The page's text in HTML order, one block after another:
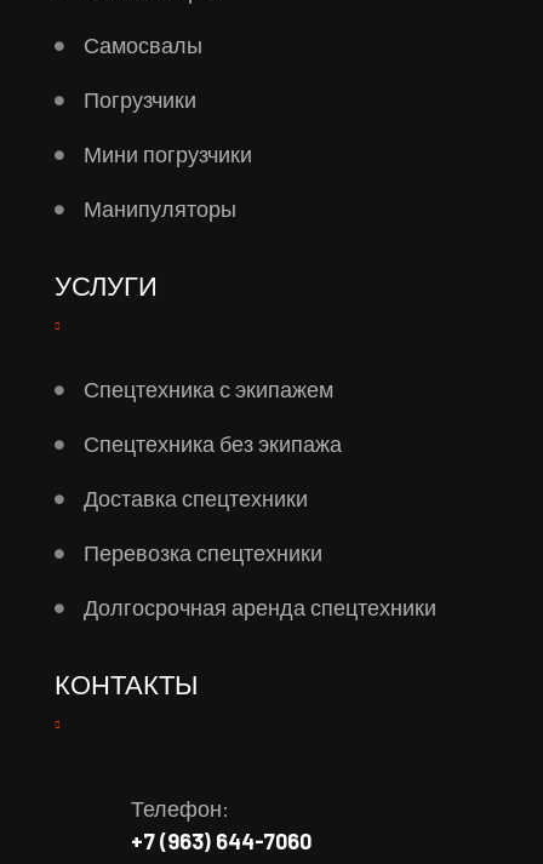
Самосвалы
Погрузчики
Мини погрузчики
Манипуляторы
УСЛУГИ
Спецтехника с экипажем
Спецтехника без экипажа
Доставка спецтехники
Перевозка спецтехники
Долгосрочная аренда спецтехники
КОНТАКТЫ
Телефон:
+7 (963) 644-7060